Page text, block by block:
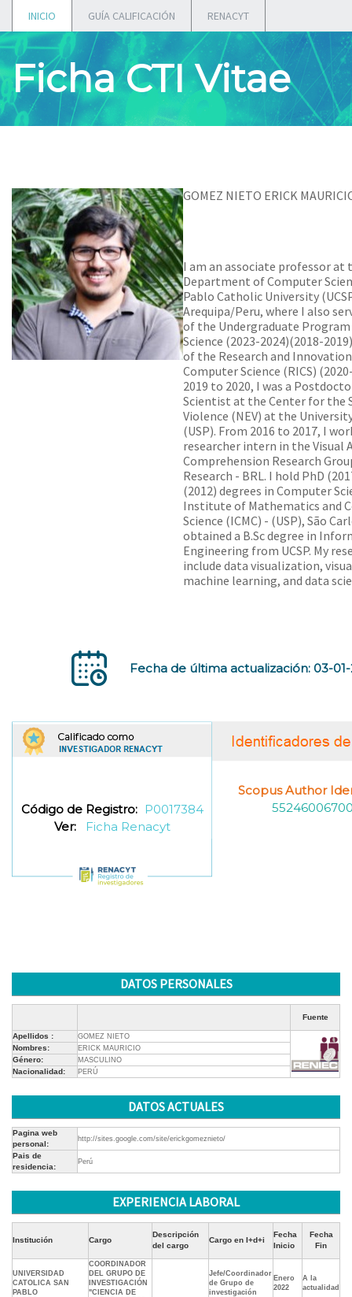
INICIO GUÍA CALIFICACIÓN RENACYT
Ficha CTI Vitae
GOMEZ NIETO ERICK
I am an associate professor at
Department of Computer
Pablo Catholic University
Arequipa/Peru, where I also
of the Undergraduate
Science (2023-2024)(2018-
of the Research and
Computer Science (RICS)
2019 to 2020, I was a
Scientist at the Center for the
Violence (NEV) at the
(USP). From 2016 to 2017, I
researcher intern in the Visual
Comprehension Research
Research - BRL. I hold PhD
(2012) degrees in Computer
Institute of Mathematics and
Science (ICMC) - (USP), São
obtained a B.Sc degree in
Engineering from UCSP. My
include data visualization,
machine learning, and data
Fecha de última actualización: 03-
Código de Registro: P0017384
Ver:
Ficha Renacyt
Scopus Author
DATOS PERSONALES
Fuente
Apellidos : GOMEZ NIETO
Nombres: ERICK MAURICIO
Género: MASCULINO
Nacionalidad: PERÚ
DATOS ACTUALES
Pagina web
personal:
http://sites.google.com/site/erickgomeznieto/
Pais de
residencia:
Perú
EXPERIENCIA LABORAL
Institución Cargo
Descripción
del cargo
Cargo en I+d+i
Fecha
Inicio
Fecha
Fin
UNIVERSIDAD
CATOLICA SAN
PABLO
COORDINADOR
DEL GRUPO DE
INVESTIGACIÓN
"CIENCIA DE
Jefe/Coordinador
de Grupo de
investigación
Enero
2022
A la
actualidad